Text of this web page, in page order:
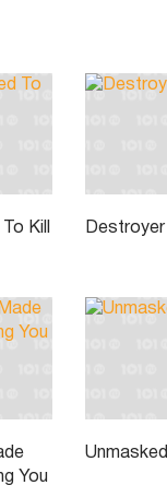
Kill Destroyer
You
Unmasked